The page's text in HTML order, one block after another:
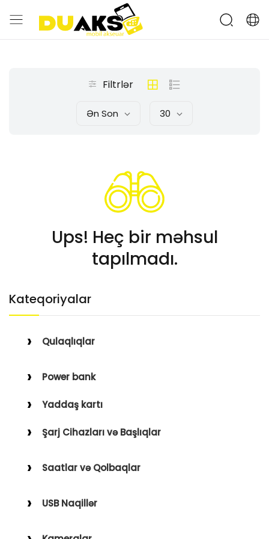
Kateqoriyalar
Qulaqlıqlar
Qulaqüstü
Power bank
Yaddaş kartı
Şarj Cihazları və Başlıqlar
Saatlar və Qolbaqlar
Saat Qolbaqları
USB Naqillər
Filtrlər
Ən Son 30
Ups! Heç bir məhsul
tapılmadı.